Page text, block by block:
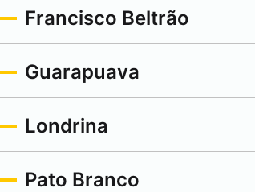
Francisco Beltrão
Guarapuava
Londrina
Pato Branco